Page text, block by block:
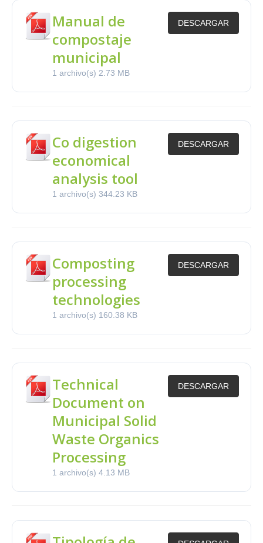
Manual de
compostaje
municipal
1 archivo(s) 2.73 MB
DESCARGAR
Co digestion
economical
analysis tool
1 archivo(s) 344.23 KB
DESCARGAR
Composting
processing
technologies
1 archivo(s) 160.38 KB
DESCARGAR
Technical
Document on
Municipal Solid
Waste Organics
Processing
1 archivo(s) 4.13 MB
DESCARGAR